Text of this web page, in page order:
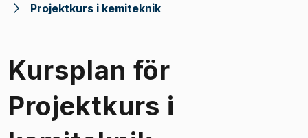
Projektkurs i kemiteknik
Kursplan för
Projektkurs i